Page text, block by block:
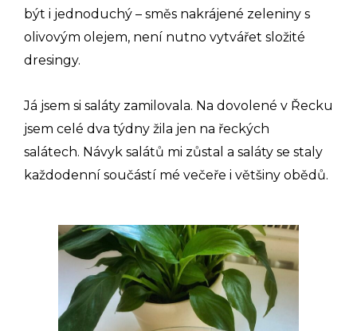
být i jednoduchý – směs nakrájené zeleniny s
olivovým olejem, není nutno vytvářet složité
dresingy.
Já jsem si saláty zamilovala. Na dovolené v Řecku
jsem celé dva týdny žila jen na řeckých
salátech. Návyk salátů mi zůstal a saláty se staly
každodenní součástí mé večeře i většiny obědů.